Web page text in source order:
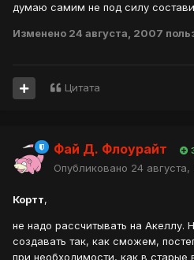
думаю самим не под силу
Изменено 24 августа, 2007
Цитата
Фай Д. Флоурайт
Опубликовано 24 августа,
Кортт,
не надо рассчитывать на Акеллу.
создавать так, как сможем,
при необходимости, как в старые